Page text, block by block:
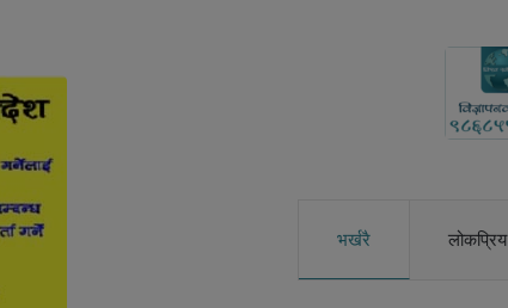
भर्खरै लोकप्रिय